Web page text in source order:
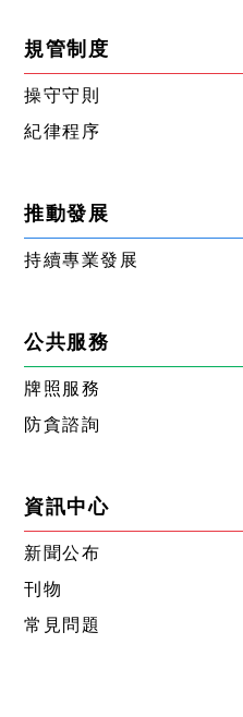
規管制度
操守守則
紀律程序
推動發展
持續專業發展
公共服務
牌照服務
防貪諮詢
資訊中心
新聞公布
刊物
常見問題